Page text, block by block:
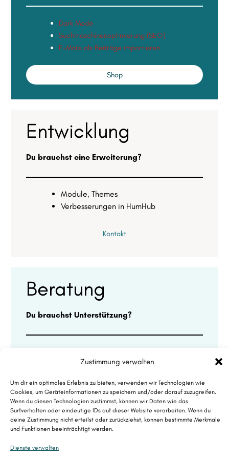
Zustimmung verwalten
Um dir ein optimales Erlebnis zu bieten, verwenden wir Technologien wie
Cookies, um Geräteinformationen zu speichern und/oder darauf zuzugreifen.
Wenn du diesen Technologien zustimmst, können wir Daten wie das
Surfverhalten oder eindeutige IDs auf dieser Website verarbeiten. Wenn du
deine Zustimmung nicht erteilst oder zurückziehst, können bestimmte Merkmale
und Funktionen beeinträchtigt werden.
Dienste verwalten
Dark Mode
Suchmaschinenoptimierung (SEO)
E-Mails als Beiträge importieren
Shop
Entwicklung
Du brauchst eine Erweiterung?
Module, Themes
Verbesserungen in HumHub
Kontakt
Beratung
Du brauchst Unterstützung?
Administration
Kontakt